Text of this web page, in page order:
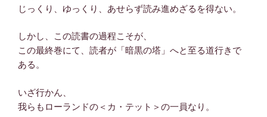
じっくり、ゆっくり、あせらず読み進めざるを得ない。
しかし、この読書の過程こそが、
この最終巻にて、読者が「暗黒の塔」へと至る道行きで
ある。
いざ行かん、
我らもローランドの＜カ・テット＞の一員なり。